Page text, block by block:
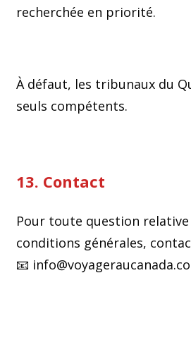
recherchée en priorité.
À défaut, les tribunaux du
seuls compétents.
13. Contact
Pour toute question
conditions générales,
📧